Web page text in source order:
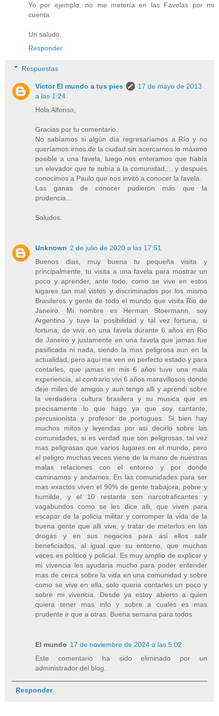
Yo por ejemplo, no me metería en las Favelas por mi
cuenta.
Un saludo.
Responder
Respuestas
Victor El mundo a tus pies
17 de mayo de 2013
a las 1:24
Hola Alfonso,
Gracias por tu comentario.
No sabíamos si algún día regresaríamos a Río y no
queríamos irnos de la ciudad sin acercarnos lo máximo
posible a una favela, luego nos enteramos que había
un elevador que te subía a la comunidad,... y después
conocimos a Paulo que nos invitó a conocer la favela.
Las ganas de conocer pudieron más que la
prudencia...
Saludos.
Unknown 2 de julio de 2020 a las 17:51
Buenos dias, muy buena tu pequeña visita y
principalmente, tu visita a una favela para mostrar un
poco y aprender, ante todo, como se vive en estos
lugares tan mal vistos y discriminados por los mismo
Brasileros y gente de todo el mundo que visita Rio de
Janeiro. Mi nombre es Herman Stoermann, soy
Argentino y tuve la posibilidad y tal vez fortuna, si
fortuna, de vivir en una favela durante 6 años en Rio
de Janeiro y justamente en una favela que jamas fue
pasificada ni nada, siendo la mas peligrosa aun en la
actualidad, pero aqui me ven en perfecto estado y para
contarles, que jamas en mis 6 años tuve una mala
experiencia, al contrario vivi 6 años maravillosos donde
deje miles de amigos y aun tengo alli y aprendi sobre
la verdadera cultura brasilera y su musica que es
precisamente lo que hago ya que soy cantante,
percusionista y profesor de portugues. Si bien hay
muchos mitos y leyendas por asi decirlo sobre las
comunidades, si es verdad que son peligrosas, tal vez
mas peligrosas que varios lugares en el mundo, pero
el peligro muchas veces viene de la mano de nuestras
malas relaciones con el entorno y por donde
caminamos y andamos. En las comunidades para ser
mas exactos viven el 90% de gente trabajora, pobre y
humilde, y el 10 restante son narcotraficantes y
vagabundos como se les dice alli, que viven para
escapar de la policia militar y corromper la vida de la
buena gente que alli vive, y tratar de meterlos en las
drogas y en sus negocios para asi ellos salir
beneficiados, al igual que su entorno, que muchas
veces es politico y policial. Es muy amplio de explicar y
mi vivencia les ayudaria mucho para poder entender
mas de cerca sobre la vida en una comunidad y sobre
como se vive en ella, solo queria contarles un poco y
sobre mi vivencia. Desde ya estoy abierto a quien
quiera tener mas info y sobre a cuales es mas
prudente ir que a otras. Buena semana para todos
El mundo 17 de noviembre de 2024 a las 5:02
Este comentario ha sido eliminado por un
administrador del blog.
Responder